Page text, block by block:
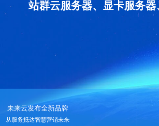
站群云服务器、显卡服务
未来云发布全新品牌
从服务抵达智慧营销未来